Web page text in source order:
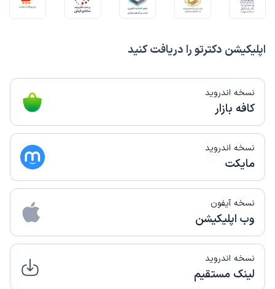
اپلیکیشن دکترتو را دریافت کنید
نسخه اندروید
کافه بازار
نسخه اندروید
مایکت
نسخه آیفون
وب اپلیکیشن
نسخه اندروید
لینک مستقیم